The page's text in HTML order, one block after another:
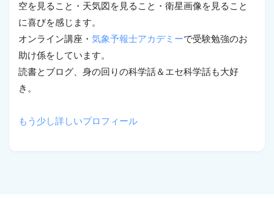
空を見ること・天気図を見ること・衛星画像を見ること
に喜びを感じます。
オンライン講座・ 気象予報士アカデミーで受験勉強のお
助け係をしています。
読書とブログ、身の回りの科学話＆エセ科学話も大好
き。
もう少し詳しいプロフィール